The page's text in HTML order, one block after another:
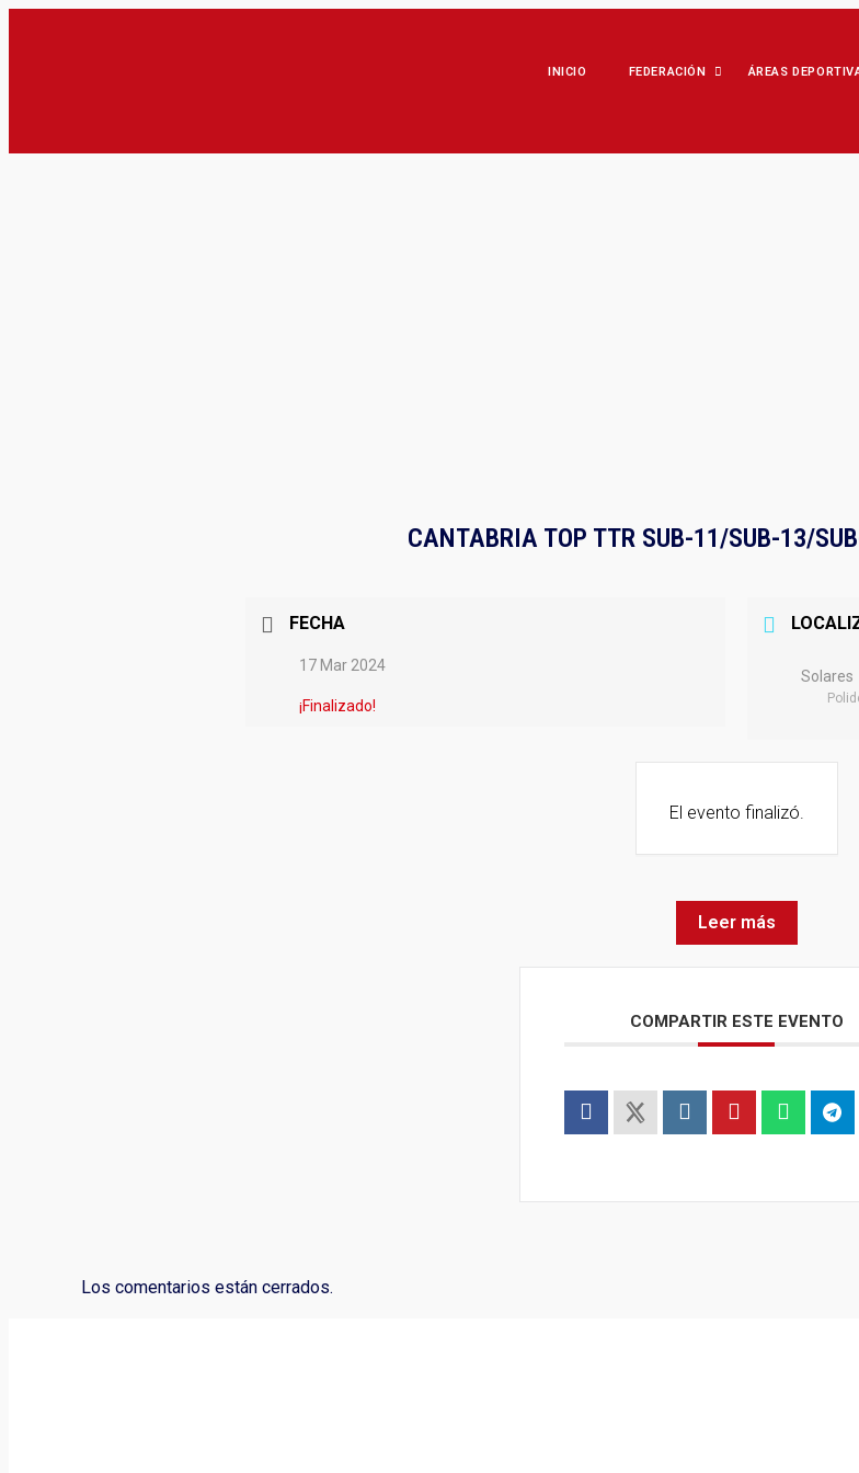
INICIO FEDERACIÓN ÁREAS
CANTABRIA TOP TTR SUB-11/SUB-13/
FECHA
17 Mar 2024
¡Finalizado!
Solares
El evento finalizó.
Leer más
COMPARTIR ESTE EVENTO
Los comentarios están cerrados.